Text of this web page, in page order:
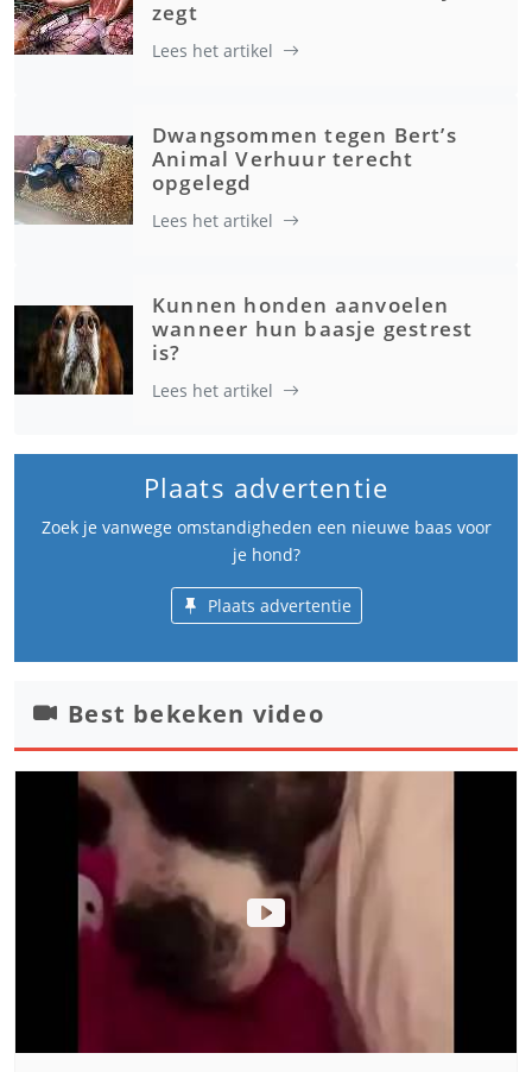
zegt
Lees het artikel
Dwangsommen tegen Bert’s
Animal Verhuur terecht
opgelegd
Lees het artikel
Kunnen honden aanvoelen
wanneer hun baasje gestrest
is?
Lees het artikel
Plaats advertentie
Zoek je vanwege omstandigheden een nieuwe baas voor
je hond?
Plaats advertentie
Best bekeken video